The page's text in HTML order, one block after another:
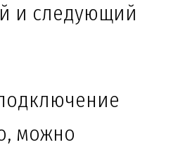
и следующий
можно